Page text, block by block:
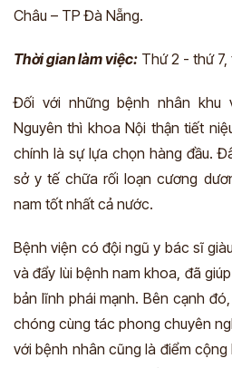
Châu – TP Đà Nẵng.
Thời gian làm việc: Thứ 2 - thứ
Đối với những bệnh nhân khu
Nguyên thì khoa Nội thận tiết
chính là sự lựa chọn hàng đầu.
sở y tế chữa rối loạn cương
nam tốt nhất cả nước.
Bệnh viện có đội ngũ y bác sĩ
và đẩy lùi bệnh nam khoa, đã
bản lĩnh phái mạnh. Bên cạnh
chóng cùng tác phong chuyên
với bệnh nhân cũng là điểm cộng